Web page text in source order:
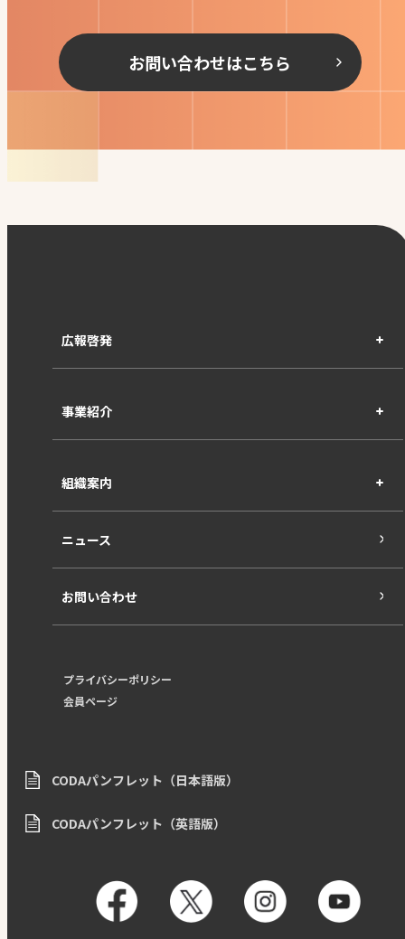
お問い合わせはこちら
広報啓発
事業紹介
組織案内
ニュース
お問い合わせ
プライバシーポリシー
会員ページ
CODAパンフレット（日本語版）
CODAパンフレット（英語版）